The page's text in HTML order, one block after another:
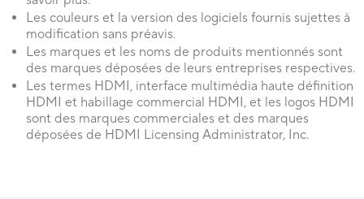
Les couleurs et la version des logiciels fournis sujettes à
modification sans préavis.
Les marques et les noms de produits mentionnés sont
des marques déposées de leurs entreprises respectives.
Les termes HDMI, interface multimédia haute définition
HDMI et habillage commercial HDMI, et les logos HDMI
sont des marques commerciales et des marques
déposées de HDMI Licensing Administrator, Inc.